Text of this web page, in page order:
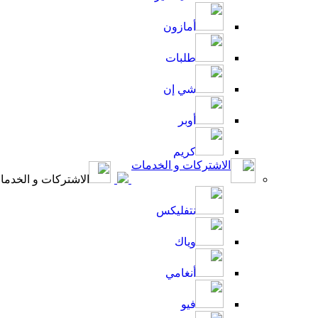
أمازون
طلبات
شي إن
أوبر
كريم
الاشتركات و الخدمات
الاشتركات و
نتفليكس
وياك
أنغامي
فيو